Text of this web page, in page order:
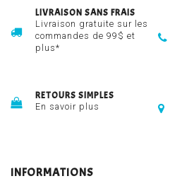
LIVRAISON SANS FRAIS
Livraison gratuite sur les
commandes de 99$ et
plus*
RETOURS SIMPLES
En savoir plus
INFORMATIONS